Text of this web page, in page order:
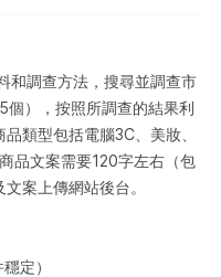
和調查方法，搜尋並調查市
個），按照所調查的結果利
類型包括電腦3C、美妝、
品文案需要120字左右（包
案上傳網站後台。
定）